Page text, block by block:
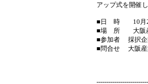
アップ式を開催
■日 時 10
■場 所 大阪産
■参加者 採択企
■問合せ 大阪
TEL：06-